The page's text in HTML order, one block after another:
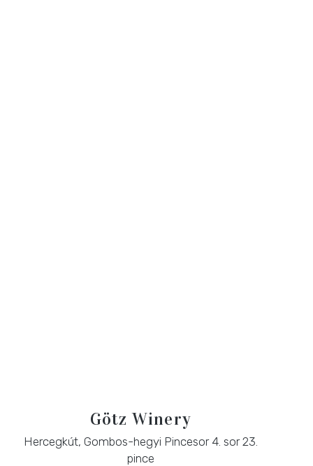
Götz Winery
Hercegkút, Gombos-hegyi Pincesor 4. sor 23.
pince